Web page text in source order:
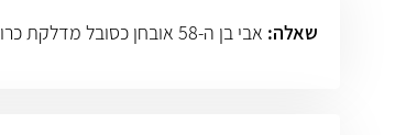
שאלה: אבי בן ה-58 אובחן כסובל מדלקת כרונית בלבלב. מה רצוי לו לאכול יותר ומה פחות, ומה אסור לאכול?